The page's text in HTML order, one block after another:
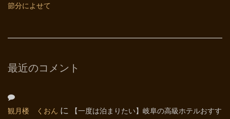
節分によせて
最近のコメント
観月楼 くおん に
【一度は泊まりたい】岐阜の高級ホテルおすす